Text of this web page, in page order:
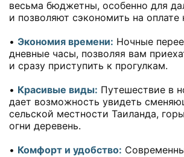
весьма бюджетны, особенно для
и позволяют сэкономить на оплате
• Экономия времени: Ночные
дневные часы, позволяя вам
и сразу приступить к прогулкам.
• Красивые виды: Путешествие в
дает возможность увидеть
сельской местности Таиланда,
огни деревень.
• Комфорт и удобство: